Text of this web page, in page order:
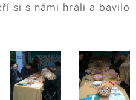
si s námi hráli a bavilo